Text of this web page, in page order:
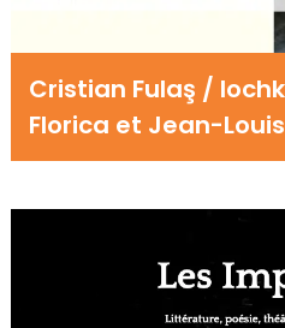
Cristian Fulaş /
Florica et Jean-